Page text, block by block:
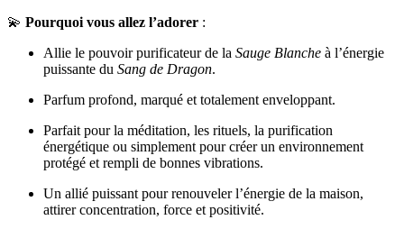
💫 Pourquoi vous allez l’adorer :
Allie le pouvoir purificateur de la Sauge Blanche à l’énergie
puissante du Sang de Dragon.
Parfum profond, marqué et totalement enveloppant.
Parfait pour la méditation, les rituels, la purification
énergétique ou simplement pour créer un environnement
protégé et rempli de bonnes vibrations.
Un allié puissant pour renouveler l’énergie de la maison,
attirer concentration, force et positivité.